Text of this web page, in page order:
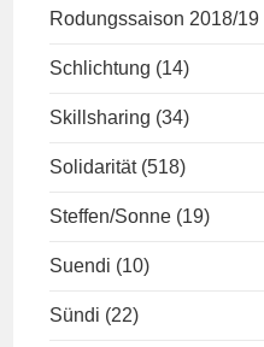
Rodungssaison 2018/19
Schlichtung (14)
Skillsharing (34)
Solidarität (518)
Steffen/Sonne (19)
Suendi (10)
Sündi (22)